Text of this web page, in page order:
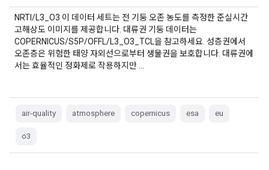
NRTI/L3_O3 이 데이터 세트는 전 기둥 오존 농도를 측정한 준실시간
고해상도 이미지를 제공합니다. 대류권 기둥 데이터는
COPERNICUS/S5P/OFFL/L3_O3_TCL을 참고하세요. 성층권에서
오존층은 위험한 태양 자외선으로부터 생물권을 보호합니다. 대류권에
서는 효율적인 정화제로 작용하지만 …
air-quality atmosphere copernicus esa eu
o3